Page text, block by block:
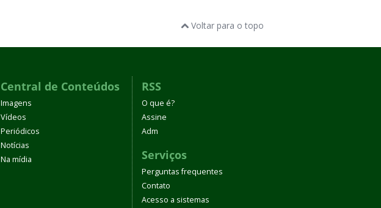
Voltar para o topo
Central de Conteúdos
Imagens
Vídeos
Periódicos
Notícias
Na mídia
RSS
O que é?
Assine
Adm
Serviços
Perguntas frequentes
Contato
Acesso a sistemas